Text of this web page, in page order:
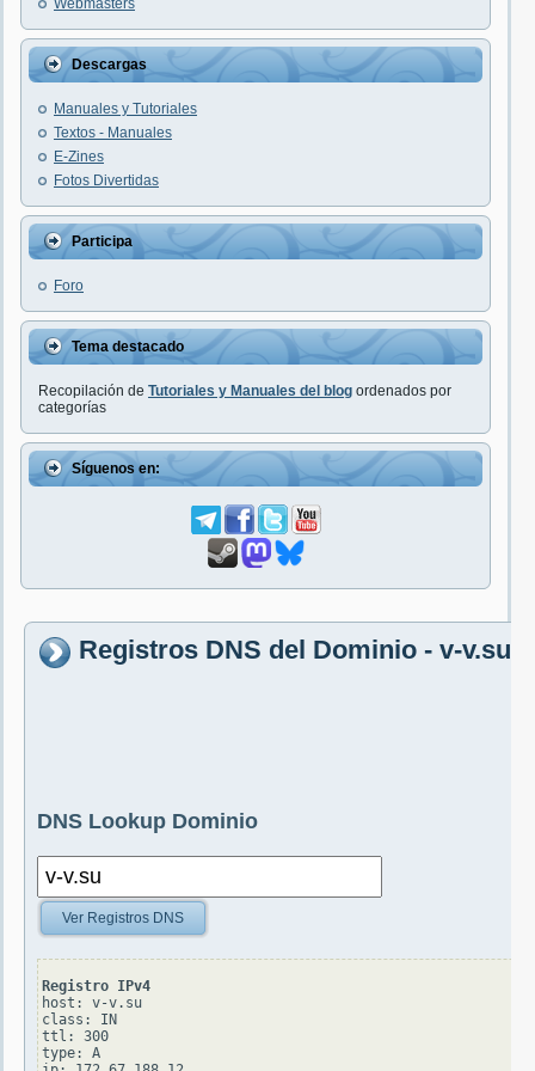
Webmasters
Descargas
Manuales y Tutoriales
Textos - Manuales
E-Zines
Fotos Divertidas
Participa
Foro
Tema destacado
Recopilación de Tutoriales y Manuales del blog ordenados por
categorías
Síguenos en:
Registros DNS del Dominio - v-v.su
DNS Lookup Dominio
Ver Registros DNS
Registro IPv4
host: v-v.su
class: IN
ttl: 300
type: A